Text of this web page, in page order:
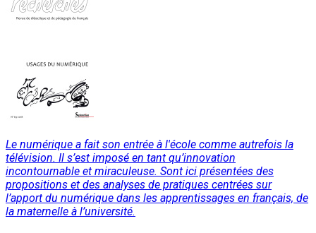
Le numérique a fait son entrée à l'école comme autrefois la
télévision. Il s’est imposé en tant qu’innovation
incontournable et miraculeuse. Sont ici présentées des
propositions et des analyses de pratiques centrées sur
l’apport du numérique dans les apprentissages en français, de
la maternelle à l’université.